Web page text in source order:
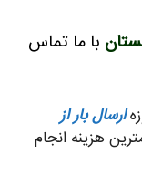
با ما تماس
ارسال بار از
هزینه انجام